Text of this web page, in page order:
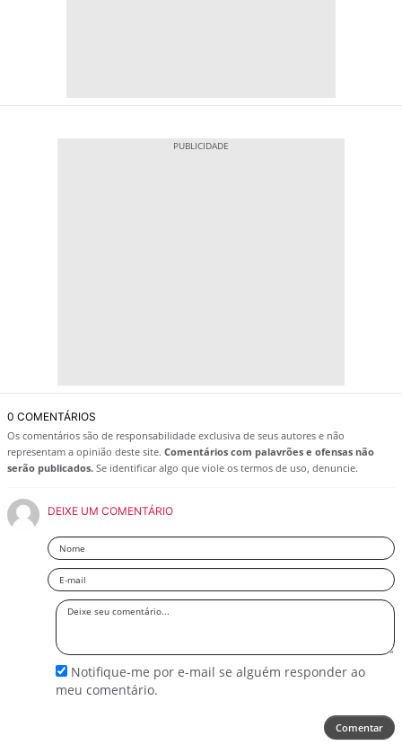
0 COMENTÁRIOS
Os comentários são de responsabilidade exclusiva de seus autores e não
representam a opinião deste site. Comentários com palavrões e ofensas não
serão publicados. Se identificar algo que viole os termos de uso, denuncie.
DEIXE UM COMENTÁRIO
Nome
Email
Deixe
Notifique-me por e-mail se alguém responder ao
meu comentário.
Comentar